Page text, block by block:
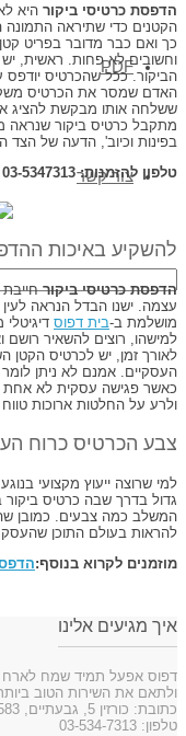
PDF
צור קשר
הדפסת כרטיסי ביקור היא
הקטנים כדי שתיראה התמונה
כך ואם כבר מדובר בפריט
וחשובים לא פחות. ראשית, יש
הביקור. ככל שהכרטיס יודפס
האדם שמסר את הכרטיס
ששלחה אותו מבקשת להציג
מתקבל כרטיס ביקור שנראה
בפינות וכיוב', הדעה של הצד
טלפון להזמנות: 03-5347313 או לחצו כאן
להשקיע באיכות
הדפסת כרטיסי ביקור
עצמה. ישנו הבדל הנראה
מושלמת ב-בית דפוס
למישהו, רוצים להשאיר
לאורך זמן, יש לכרטיס
העסקיים. אמנם לא ניתן
כאשר פגישה עסקית לא אחת
ולרע על החלטות ארוכות
צבע הכרטיס כרוח
למי שרוצה ייעוץ מקצועי
גדול בדרך שבה כרטיס
המשלב כמה צבעים. כמובן
להראות בעולם התוכן שהעסק
מוזמנים לקרוא בנוסף:
איך מגיעים אלינו
דפוס אפעל תמיד שמח
ולתאם את השירות הטוב
כתובת: כורזין 5, גבעתיים, 53583
טלפון: 03-534-7313